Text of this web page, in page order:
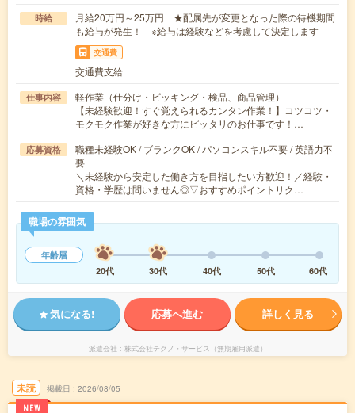
時給
月給20万円～25万円 ★配属先が変更となった際の待機期間
も給与が発生！ ※給与は経験などを考慮して決定します
交通費
交通費支給
仕事内容
軽作業（仕分け・ピッキング・検品、商品管理）
【未経験歓迎！すぐ覚えられるカンタン作業！】コツコツ・
モクモク作業が好きな方にピッタリのお仕事です！…
応募資格
職種未経験OK / ブランクOK / パソコンスキル不要 / 英語力不
要
＼未経験から安定した働き方を目指したい方歓迎！／経験・
資格・学歴は問いません◎▽おすすめポイントリク…
職場の雰囲気
年齢層
20代
30代 40代 50代 60代
気になる! 応募へ進む 詳しく見る
派遣会社 株式会社テクノ・サービス（無期雇用派遣）
未読
NEW
掲載日 2026/08/05